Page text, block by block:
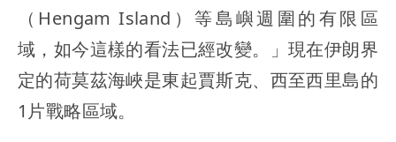
（Hengam Island）等島嶼週圍的有限區
域，如今這樣的看法已經改變。」現在伊朗界
定的荷莫茲海峽是東起賈斯克、西至西里島的
1片戰略區域。